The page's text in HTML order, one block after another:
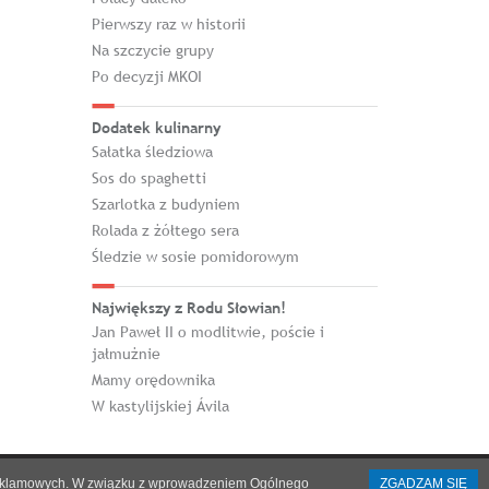
Pierwszy raz w historii
Na szczycie grupy
Po decyzji MKOI
Dodatek kulinarny
Sałatka śledziowa
Sos do spaghetti
Szarlotka z budyniem
Rolada z żółtego sera
Śledzie w sosie pomidorowym
Największy z Rodu Słowian!
Jan Paweł II o modlitwie, poście i
jałmużnie
Mamy orędownika
W kastylijskiej Ávila
W związku z wprowadzeniem Ogólnego ZGADZAM SIĘ